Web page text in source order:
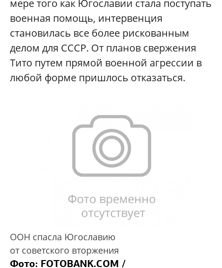
мере того как Югославии стала поступать
военная помощь, интервенция
становилась все более рискованным
делом для СССР. От планов свержения
Тито путем прямой военной агрессии в
любой форме пришлось отказаться.
ООН спасла Югославию
от советского вторжения
Фото: FOTOBANK.COM /